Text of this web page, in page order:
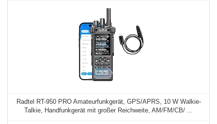
Radtel RT-950 PRO Amateurfunkgerät, GPS/APRS, 10 W Walkie-
Talkie, Handfunkgerät mit großer Reichweite, AM/FM/CB/ ...